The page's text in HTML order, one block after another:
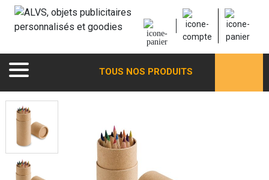
TOUS NOS PRODUITS